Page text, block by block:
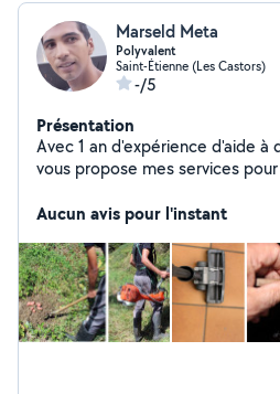
Marseld Meta
Polyvalent
Saint-Étienne (Les Castors)
-/5
Présentation
Avec 1 an d'expérience d'aide à
vous propose mes services pour : - Travaux
extérieur, jardinage, débroussaillage. -
Étienne et alentours desservis
commun (La Talaudière,
etc). Mes atouts : organisation,
d'exécution, discrétion,
avec personnes âgées.
Aucun avis pour l'instant